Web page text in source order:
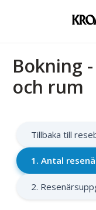
Bokning
och rum
Tillbaka till
1. Antal
2.